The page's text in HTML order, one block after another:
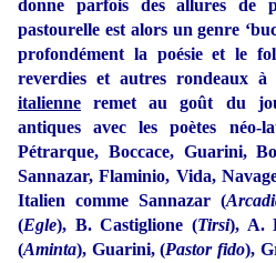
donne parfois des allures de
pastourelle est alors un genre
profondément la poésie et le
reverdies et autres rondeaux
italienne
remet au goût du
antiques avec les poètes néo-
Pétrarque, Boccace, Guarini,
Sannazar, Flaminio, Vida,
Italien comme Sannazar (
(Egle), B. Castiglione (Tirsi), A.
(Aminta), Guarini, (Pastor fido),